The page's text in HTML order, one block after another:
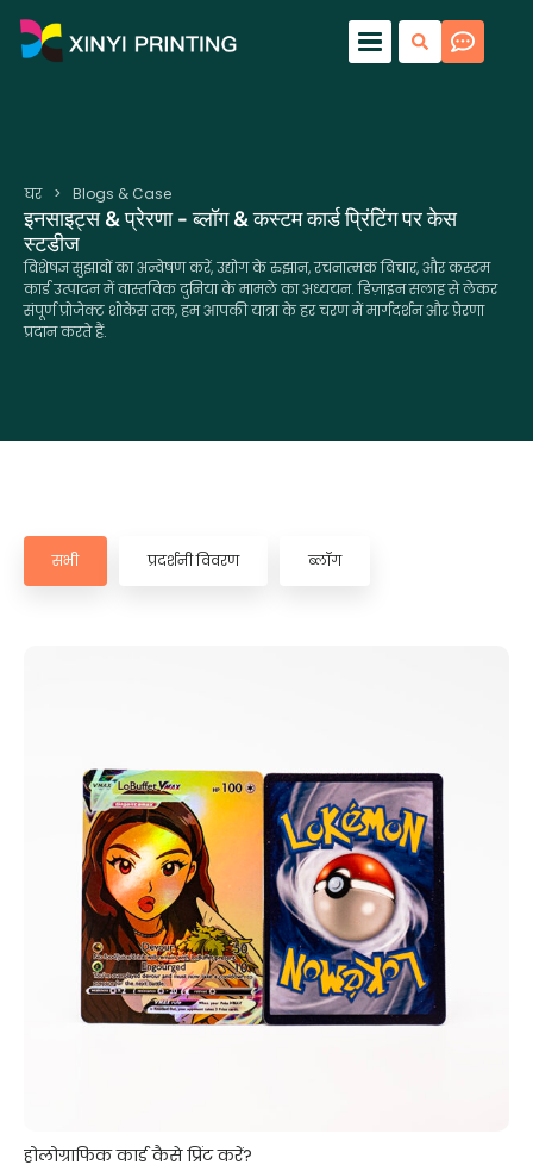
घर > Blogs & Case
इनसाइट्स & प्रेरणा - ब्लॉग & कस्टम कार्ड प्रिंटिंग पर केस
स्टडीज
विशेषज्ञ सुझावों का अन्वेषण करें, उद्योग के रुझान, रचनात्मक विचार, और कस्टम
कार्ड उत्पादन में वास्तविक दुनिया के मामले का अध्ययन. डिज़ाइन सलाह से लेकर
संपूर्ण प्रोजेक्ट शोकेस तक, हम आपकी यात्रा के हर चरण में मार्गदर्शन और प्रेरणा
प्रदान करते हैं.
सभी प्रदर्शनी विवरण ब्लॉग
होलोग्राफिक कार्ड कैसे प्रिंट करें?